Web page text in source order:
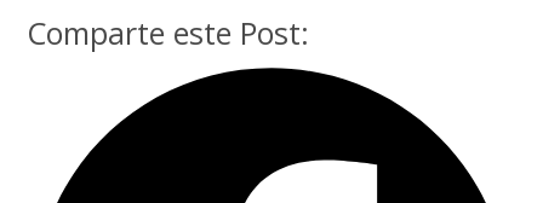
Comparte este Post: